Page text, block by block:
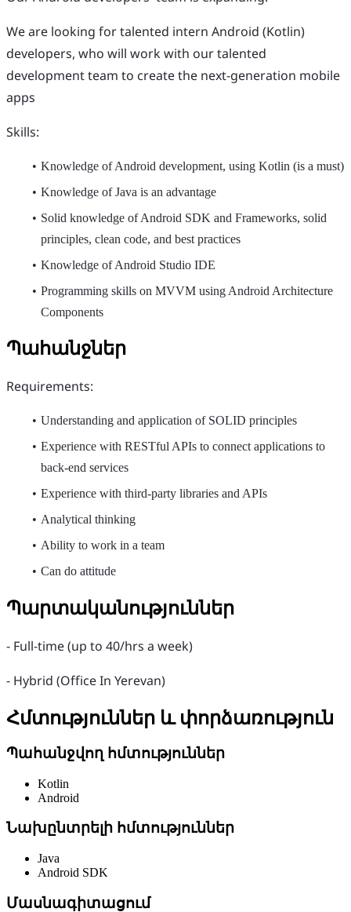
We are looking for talented intern Android (Kotlin)
developers, who will work with our talented
development team to create the next-generation mobile
apps
Skills:
Knowledge of Android development, using Kotlin (is a must)
Knowledge of Java is an advantage
Solid knowledge of Android SDK and Frameworks, solid
principles, clean code, and best practices
Knowledge of Android Studio IDE
Programming skills on MVVM using Android Architecture
Components
Պահանջներ
Requirements:
Understanding and application of SOLID principles
Experience with RESTful APIs to connect applications to
back-end services
Experience with third-party libraries and APIs
Analytical thinking
Ability to work in a team
Can do attitude
Պարտականություններ
- Full-time (up to 40/hrs a week)
- Hybrid (Office In Yerevan)
Հմտություններ և փորձառություն
Պահանջվող հմտություններ
Kotlin
Android
Նախընտրելի հմտություններ
Java
Android SDK
Մասնագիտացում